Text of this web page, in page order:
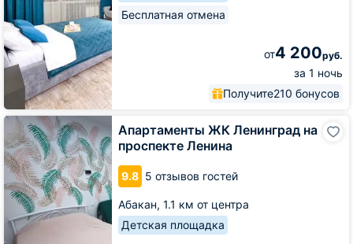
Бесплатная отмена
от4 200руб.
за 1 ночь
Получите210 бонусов
Апартаменты ЖК Ленинград на
проспекте Ленина
9.8 5 отзывов гостей
Абакан, 1.1 км от центра
Детская площадка
Апартаменты
ЖК
Ленинград
на
проспекте
Ленина